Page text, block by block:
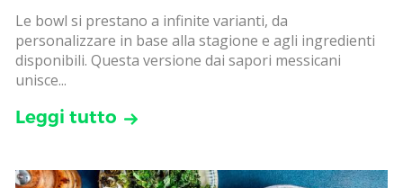
Le bowl si prestano a infinite varianti, da
personalizzare in base alla stagione e agli ingredienti
disponibili. Questa versione dai sapori messicani
unisce...
Leggi tutto